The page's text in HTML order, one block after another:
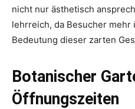
nicht nur ästhetisch
lehrreich, da Besucher
Bedeutung dieser zarten
Botanischer
Öffnungszeiten